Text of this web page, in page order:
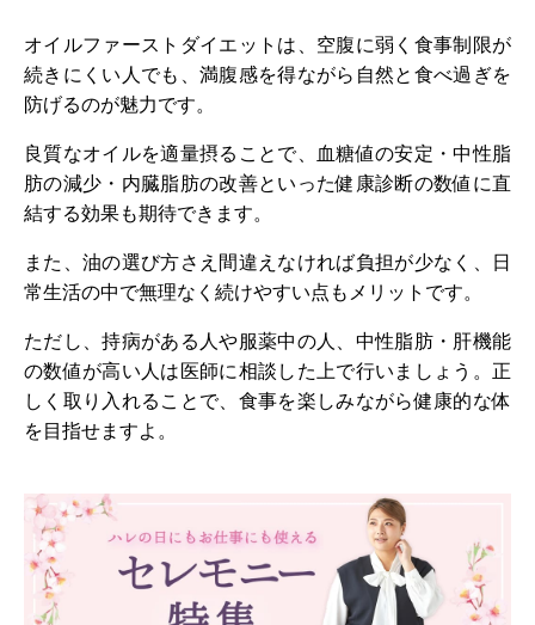
オイルファーストダイエットは、空腹に弱く食事制限が
続きにくい人でも、満腹感を得ながら自然と食べ過ぎを
防げるのが魅力です。
良質なオイルを適量摂ることで、血糖値の安定・中性脂
肪の減少・内臓脂肪の改善といった健康診断の数値に直
結する効果も期待できます。
また、油の選び方さえ間違えなければ負担が少なく、日
常生活の中で無理なく続けやすい点もメリットです。
ただし、持病がある人や服薬中の人、中性脂肪・肝機能
の数値が高い人は医師に相談した上で行いましょう。正
しく取り入れることで、食事を楽しみながら健康的な体
を目指せますよ。